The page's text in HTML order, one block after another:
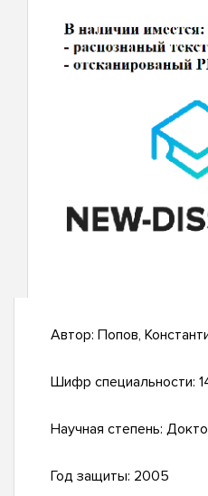
Автор: Попов,
Шифр специальности:
Научная степень:
Год защиты: 2005